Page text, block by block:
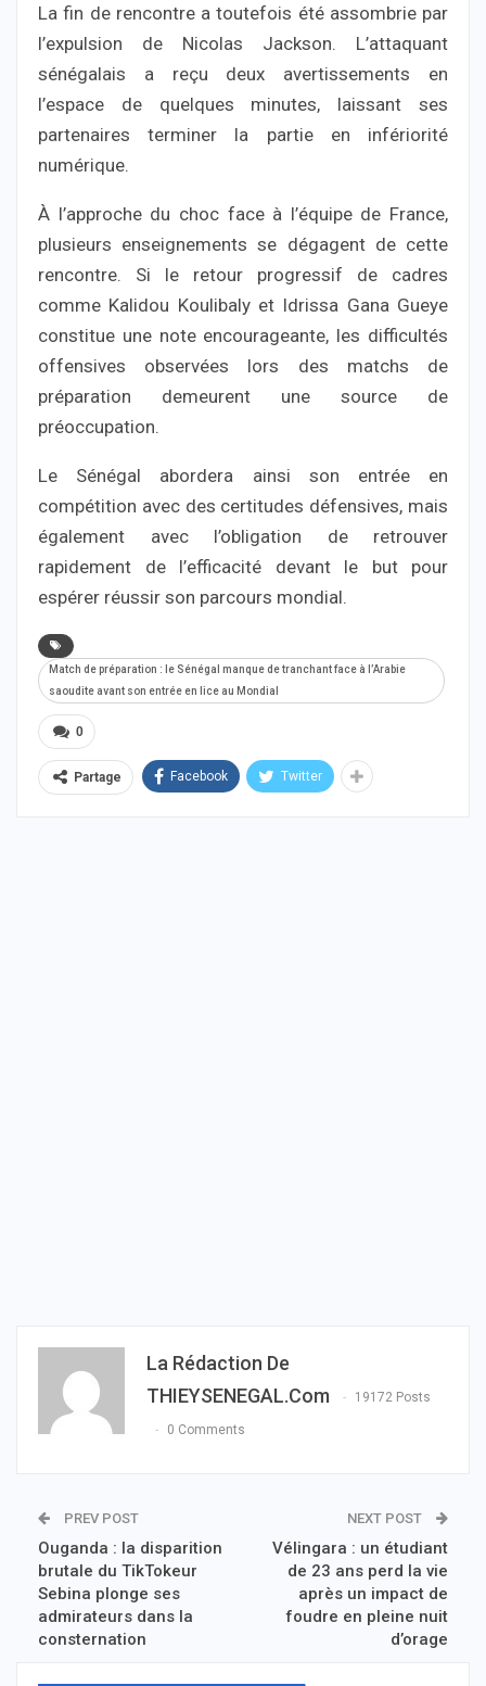
La fin de rencontre a toutefois été assombrie par
l’expulsion de Nicolas Jackson. L’attaquant
sénégalais a reçu deux avertissements en
l’espace de quelques minutes, laissant ses
partenaires terminer la partie en infériorité
numérique.
À l’approche du choc face à l’équipe de France,
plusieurs enseignements se dégagent de cette
rencontre. Si le retour progressif de cadres
comme Kalidou Koulibaly et Idrissa Gana Gueye
constitue une note encourageante, les difficultés
offensives observées lors des matchs de
préparation demeurent une source de
préoccupation.
Le Sénégal abordera ainsi son entrée en
compétition avec des certitudes défensives, mais
également avec l’obligation de retrouver
rapidement de l’efficacité devant le but pour
espérer réussir son parcours mondial.
Match de préparation : le Sénégal manque de tranchant face à l’Arabie
saoudite avant son entrée en lice au Mondial
0
Partage Facebook Twitter
La Rédaction De
THIEYSENEGAL.com
19172 Posts
0 Comments
PREV POST
Ouganda : la disparition
brutale du TikTokeur
Sebina plonge ses
admirateurs dans la
consternation
NEXT POST
Vélingara : un étudiant
de 23 ans perd la vie
après un impact de
foudre en pleine nuit
d’orage